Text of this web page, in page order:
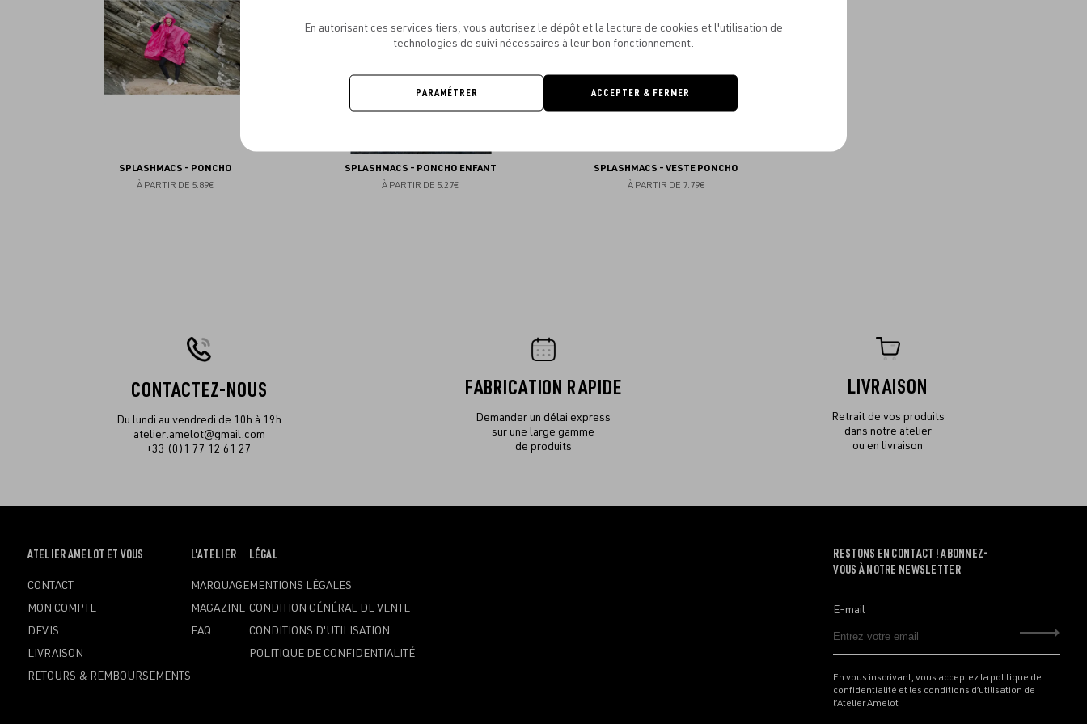
SPLASHMACS - PONCHO
À PARTIR DE 5.89€
SPLASHMACS - PONCHO ENFANT
À PARTIR DE 5.27€
favoris
SPLASHMACS - VESTE PONCHO
À PARTIR DE 7.79€
CONTACTEZ-NOUS
Du lundi au vendredi de 10h à 19h
atelier.amelot@gmail.com
+33 (0)1 77 12 61 27
FABRICATION RAPIDE
Demander un délai express
sur une large gamme
de produits
LIVRAISON
Retrait de vos produits
dans notre atelier
ou en livraison
OUVRIR
MENU
ATELIER AMELOT ET VOUS
CONTACT
MON COMPTE
DEVIS
LIVRAISON
RETOURS & REMBOURSEMENTS
OUVRIR
MENU
L'ATELIER
MARQUAGE
MAGAZINE
FAQ
OUVRIR
MENU
LÉGAL
MENTIONS LÉGALES
CONDITION GÉNÉRAL DE VENTE
CONDITIONS D'UTILISATION
POLITIQUE DE CONFIDENTIALITÉ
RESTONS EN CONTACT ! ABONNEZ-
VOUS À NOTRE NEWSLETTER
E-mail
En vous inscrivant, vous acceptez la politique de
confidentialité et les conditions d’utilisation de
l’Atelier Amelot
En autorisant ces services tiers, vous autorisez le dépôt et la lecture de cookies et l'utilisation de
technologies de suivi nécessaires à leur bon fonctionnement.
PARAMÉTRER ACCEPTER & FERMER